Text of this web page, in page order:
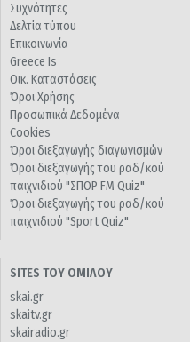
Συχνότητες
Δελτία τύπου
Επικοινωνία
Greece Is
Οικ. Καταστάσεις
Όροι Χρήσης
Προσωπικά Δεδομένα
Cookies
Όροι διεξαγωγής διαγωνισμών
Όροι διεξαγωγής του ραδ/κού
παιχνιδιού "ΣΠΟΡ FM Quiz"
Όροι διεξαγωγής του ραδ/κού
παιχνιδιού "Sport Quiz"
SITES ΤΟΥ ΟΜΙΛΟΥ
skai.gr
skaitv.gr
skairadio.gr